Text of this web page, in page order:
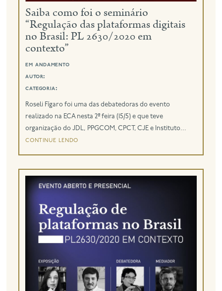
eng
Saiba como foi o seminário
“Regulação das plataformas digitais
no Brasil: PL 2630/2020 em
contexto”
em andamento
autor:
categoria:
Roseli Fígaro foi uma das debatedoras do evento
realizado na ECA nesta 2ª feira (15/5) e que teve
organização do JDL, PPGCOM, CPCT, CJE e Instituto...
continue lendo